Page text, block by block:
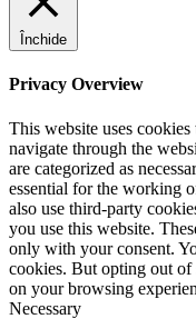
Închide
Privacy Overview
This website uses
navigate through the
are categorized as
essential for the working
also use third-party
you use this website.
only with your consent.
cookies. But opting out of
on your browsing
Necessary